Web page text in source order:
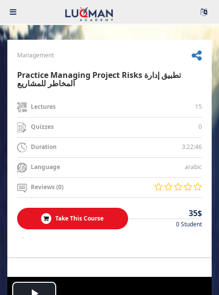
Management
Practice Managing Project Risks تطبيق إدارة
المخاطر للمشاريع
Lectures 15
Quizzes 0
Duration 3:22:46
Language arabic
Reviews (0)
Take This Course 35$
0 Student
.